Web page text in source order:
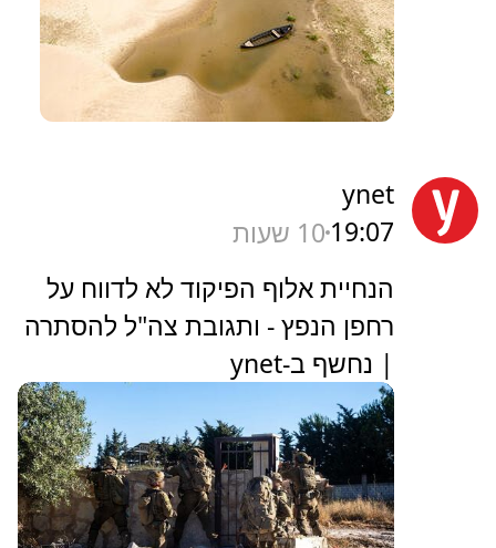
ynet
19:07 10 שעות
הנחיית אלוף הפיקוד לא לדווח על
רחפן הנפץ - ותגובת צה"ל להסתרה
| נחשף ב-ynet